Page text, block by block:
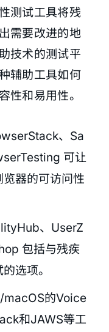
测试工具将残
需要改进的地
技术的测试平
辅助工具如何
性和易用性。
、Sa
可让
器的可访问性
、UserZ
包括与残疾
选项。
macOS的Voice
和JAWS等工